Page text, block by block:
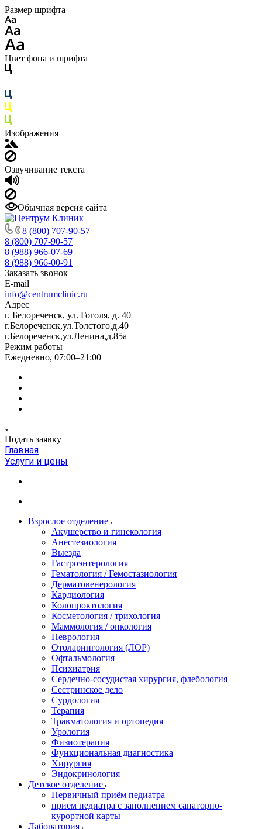
Размер шрифта
Цвет фона и шрифта
Изображения
Озвучивание текста
Обычная версия сайта
8 (800) 707-90-57
8 (800) 707-90-57
8 (988) 966-07-69
8 (988) 966-00-91
Заказать звонок
E-mail
info@centrumclinic.ru
Адрес
г. Белореченск, ул. Гоголя, д. 40
г.Белореченск,ул.Толстого,д.40
г.Белореченск,ул.Ленина,д.85а
Режим работы
Ежедневно, 07:00–21:00
Подать заявку
Главная
Услуги и цены
Взрослое отделение
Акушерство и гинекология
Анестезиология
Выезда
Гастроэнтерология
Гематология / Гемостазиология
Дерматовенерология
Кардиология
Колопроктология
Косметология / трихология
Маммология / онкология
Неврология
Отоларингология (ЛОР)
Офтальмология
Психиатрия
Сердечно-сосудистая хирургия, флебология
Сестринское дело
Сурдология
Терапия
Травматология и ортопедия
Урология
Физиотерапия
Функциональная диагностика
Хирургия
Эндокринология
Детское отделение
Первичный приём педиатра
прием педиатра с заполнением санаторно-
курортной карты
Лаборатория